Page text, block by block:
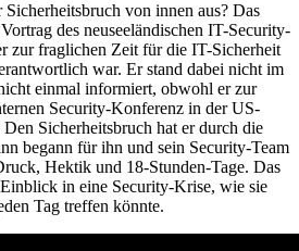
von innen aus? Das
des neuseeländischen IT-Security-
zur fraglichen Zeit für die IT-Sicherheit
war. Er stand dabei nicht im
einmal informiert, obwohl er zur
Security-Konferenz in der US-
Sicherheitsbruch hat er durch die
begann für ihn und sein Security-Team
Hektik und 18-Stunden-Tage. Das
in eine Security-Krise, wie sie
Tag treffen könnte.